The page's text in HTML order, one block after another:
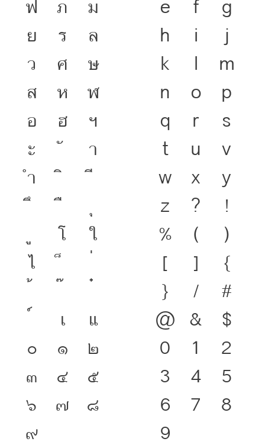
ฟ
ภ
ม
ย
ร
ล
ว
ศ
ษ
ส
ห
ฬ
อ
ฮ
ฯ
ะ
า
ำ
โ
ใ
ไ
เ
แ
๐
๑
๒
๓
๔
๕
๖
๗
๘
๙
e
f
g
h
i
j
k
l
m
n
o
p
q
r
s
t
u
v
w
x
y
z
?
!
%
(
)
[
]
{
}
/
#
@ &
$
0
1
2
3
4
5
6
7
8
9